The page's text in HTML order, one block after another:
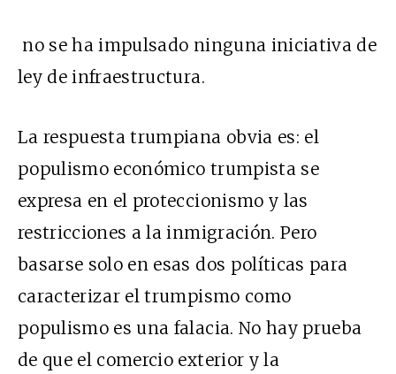
no se ha impulsado ninguna iniciativa de
ley de infraestructura.
La respuesta trumpiana obvia es: el
populismo económico trumpista se
expresa en el proteccionismo y las
restricciones a la inmigración. Pero
basarse solo en esas dos políticas para
caracterizar el trumpismo como
populismo es una falacia. No hay prueba
de que el comercio exterior y la